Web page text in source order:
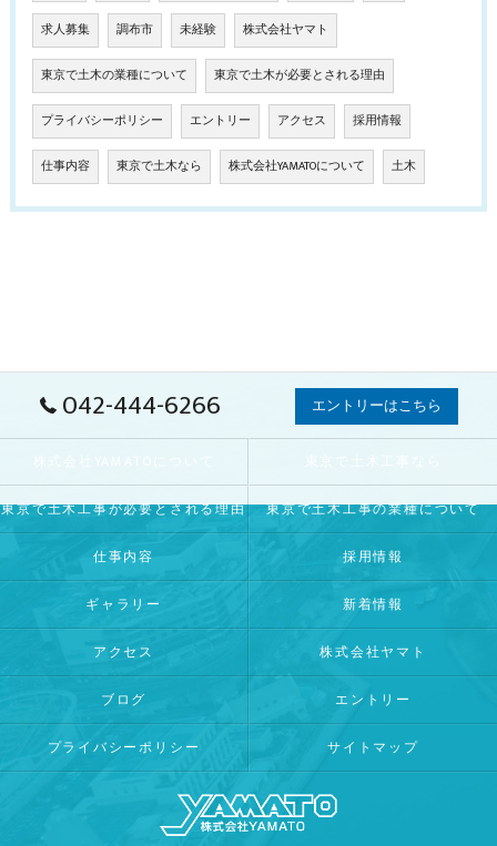
求人募集 調布市 未経験 株式会社ヤマト
東京で土木の業種について 東京で土木が必要とされる理由
プライバシーポリシー エントリー アクセス 採用情報
仕事内容 東京で土木なら 株式会社YAMATOについて 土木
042-444-6266 エントリーはこちら
東京で土木工事が必要とされる理由 東京で土木工事の業種について
仕事内容 採用情報
ギャラリー 新着情報
アクセス 株式会社ヤマト
ブログ エントリー
プライバシーポリシー サイトマップ